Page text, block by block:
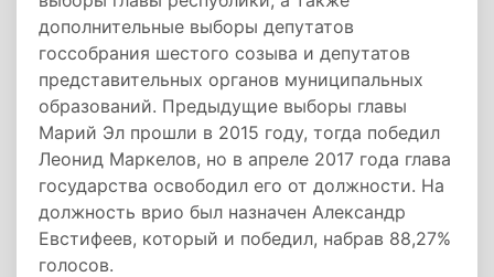
дополнительные выборы депутатов
госсобрания шестого созыва и депутатов
представительных органов муниципальных
образований. Предыдущие выборы главы
Марий Эл прошли в 2015 году, тогда победил
Леонид Маркелов, но в апреле 2017 года глава
государства освободил его от должности. На
должность врио был назначен Александр
Евстифеев, который и победил, набрав 88,27%
голосов.